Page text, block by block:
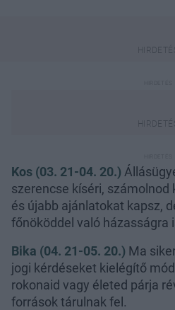
Kos (03. 21-04. 20.)
szerencse kíséri, számolnod
és újabb ajánlatokat kapsz,
főnököddel való házasságra
Bika (04. 21-05. 20.) Ma
jogi kérdéseket kielégítő
rokonaid vagy életed párja
források tárulnak fel.